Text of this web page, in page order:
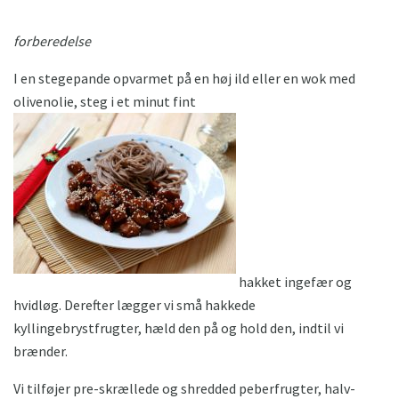
forberedelse
I en stegepande opvarmet på en høj ild eller en wok med
olivenolie, steg i et minut fint
hakket ingefær og
hvidløg. Derefter lægger vi små hakkede
kyllingebrystfrugter, hæld den på og hold den, indtil vi
brænder.
Vi tilføjer pre-skrællede og shredded peberfrugter, halv-